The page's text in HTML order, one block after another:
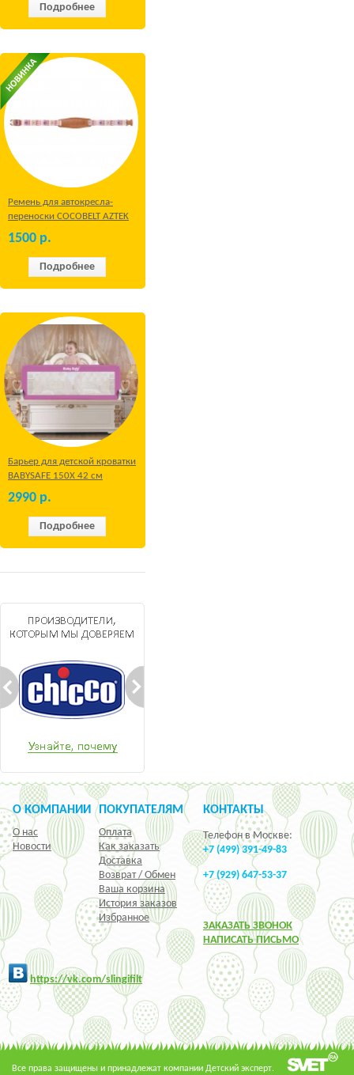
Подробнее
Ремень для автокресла-
переноски COCOBELT AZTEK
1500 р.
Подробнее
Барьер для детской кроватки
BABYSAFE 150Х 42 см
Бежевый
2990 р.
Подробнее
О КОМПАНИИ
О нас
Новости
ПОКУПАТЕЛЯМ
Оплата
Как заказать
Доставка
Возврат / Обмен
Ваша корзина
История заказов
Избранное
КОНТАКТЫ
Телефон в Москве:
+7 (499) 391-49-83
+7 (929) 647-53-37
ЗАКАЗАТЬ ЗВОНОК
НАПИСАТЬ ПИСЬМО
https://vk.com/slingifilt
Все права защищены и принадлежат компании Детский эксперт.